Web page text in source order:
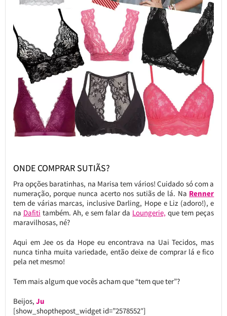
ONDE COMPRAR SUTIÃS?
Pra opções baratinhas, na Marisa tem vários! Cuidado só com a
numeração, porque nunca acerto nos sutiãs de lá. Na Renner
tem de várias marcas, inclusive Darling, Hope e Liz (adoro!), e
na Dafiti também. Ah, e sem falar da Loungerie, que tem peças
maravilhosas, né?
Aqui em Jee os da Hope eu encontrava na Uai Tecidos, mas
nunca tinha muita variedade, então deixe de comprar lá e fico
pela net mesmo!
Tem mais algum que vocês acham que “tem que ter”?
Beijos, Ju
[show_shopthepost_widget id=”2578552″]